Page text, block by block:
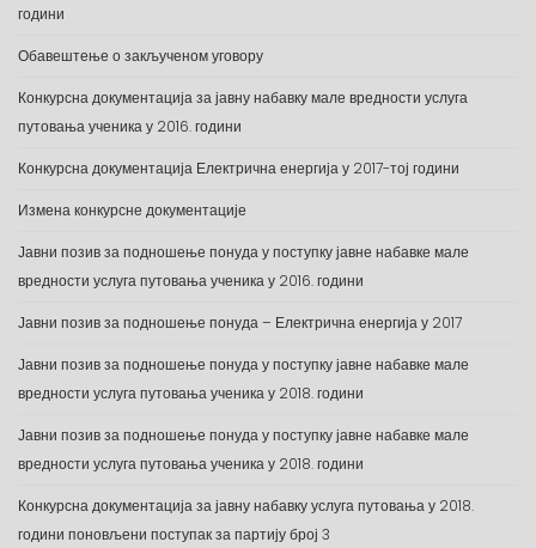
години
Обавештење о закљученом уговору
Конкурсна документација за јавну набавку мале вредности услуга
путовања ученика у 2016. години
Конкурсна документација Електрична енергија у 2017-тој години
Измена конкурсне документације
Јавни позив за подношење понуда у поступку јавне набавке мале
вредности услуга путовања ученика у 2016. години
Јавни позив за подношење понуда – Електрична енергија у 2017
Јавни позив за подношење понуда у поступку јавне набавке мале
вредности услуга путовања ученика у 2018. години
Јавни позив за подношење понуда у поступку јавне набавке мале
вредности услуга путовања ученика у 2018. години
Конкурсна документација за јавну набавку услуга путовања у 2018.
години поновљени поступак за партију број 3